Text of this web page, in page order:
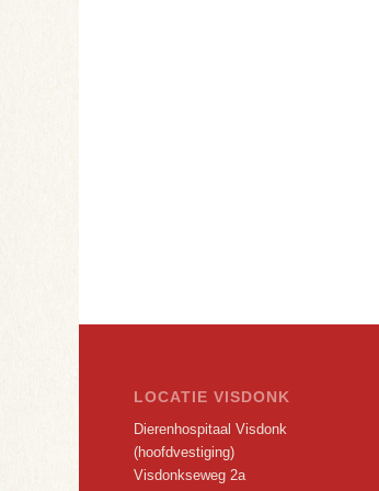
LOCATIE VISDONK
Dierenhospitaal Visdonk
(hoofdvestiging)
Visdonkseweg 2a